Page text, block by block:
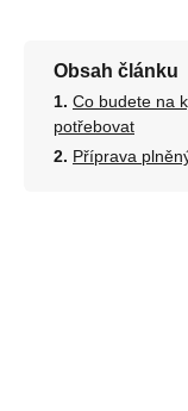
Obsah článku
Co budete na
potřebovat
Příprava